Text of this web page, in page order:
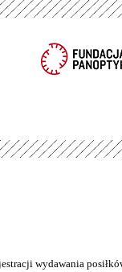
wydawania